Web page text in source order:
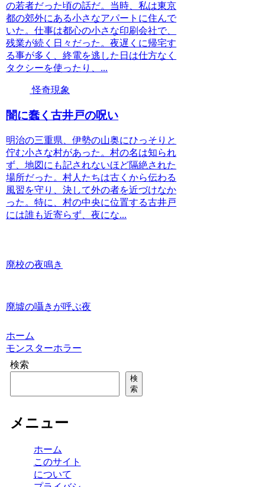
の若者だった頃の話だ。当時、私は東京
都の郊外にある小さなアパートに住んで
いた。仕事は都心の小さな印刷会社で、
残業が続く日々だった。夜遅くに帰宅す
る事が多く、終電を逃した日は仕方なく
タクシーを使ったり、...
怪奇現象
闇に蠢く古井戸の呪い
明治の三重県、伊勢の山奥にひっそりと
佇む小さな村があった。村の名は知られ
ず、地図にも記されないほど隔絶された
場所だった。村人たちは古くから伝わる
風習を守り、決して外の者を近づけなか
った。特に、村の中央に位置する古井戸
には誰も近寄らず、夜にな...
廃校の夜鳴き
廃墟の囁きが呼ぶ夜
ホーム
モンスターホラー
検索
検
索
メニュー
ホーム
このサイト
について